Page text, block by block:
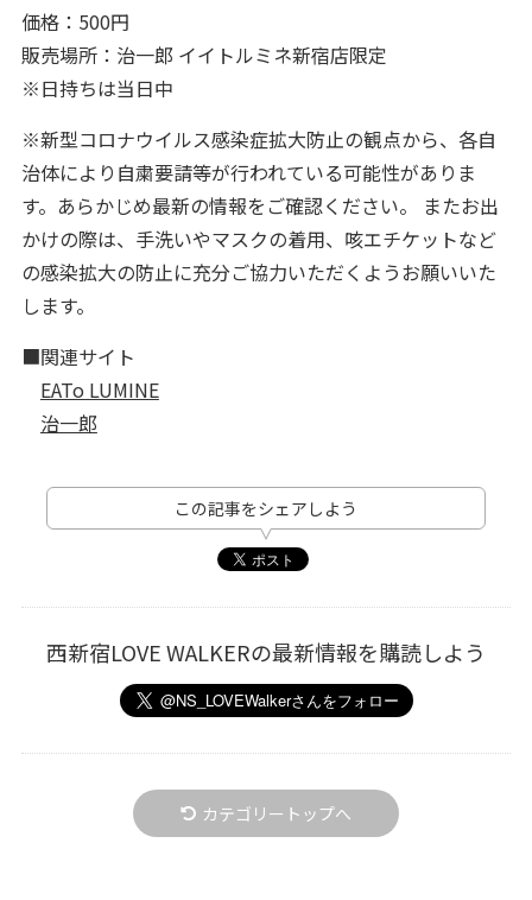
価格：500円
販売場所：治一郎 イイトルミネ新宿店限定
※日持ちは当日中
※新型コロナウイルス感染症拡大防止の観点から、各自
治体により自粛要請等が行われている可能性がありま
す。あらかじめ最新の情報をご確認ください。 またお出
かけの際は、手洗いやマスクの着用、咳エチケットなど
の感染拡大の防止に充分ご協力いただくようお願いいた
します。
■関連サイト
EATo LUMINE
治一郎
この記事をシェアしよう
西新宿LOVE WALKERの最新情報を購読しよう
カテゴリートップへ